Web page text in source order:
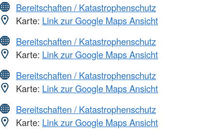
Bereitschaften / Katastrophenschutz
Karte: Link zur Google Maps Ansicht
Bereitschaften / Katastrophenschutz
Karte: Link zur Google Maps Ansicht
Bereitschaften / Katastrophenschutz
Karte: Link zur Google Maps Ansicht
Bereitschaften / Katastrophenschutz
Karte: Link zur Google Maps Ansicht